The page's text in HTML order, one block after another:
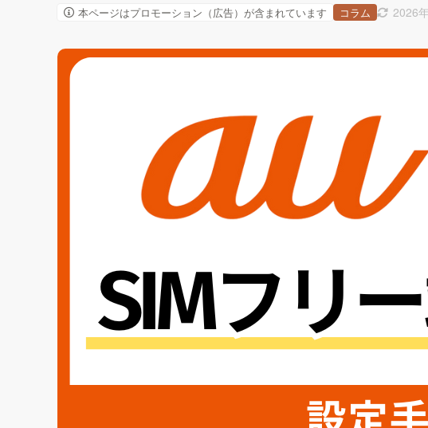
本ページはプロモーション（広告）が含まれています コラム 2026